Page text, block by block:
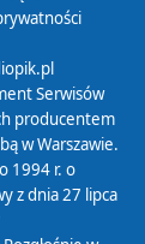
Serwisów
producentem
w Warszawie.
1994 r. o
z dnia 27 lipca